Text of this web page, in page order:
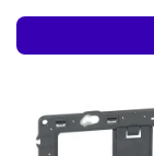
Najlacnejšie
Najdrahšie